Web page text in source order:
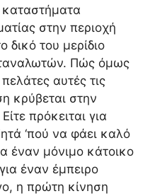
καταστήματα
στην περιοχή
δικό του μερίδιο
Πώς όμως
αυτές τις
κρύβεται στην
πρόκειται για
‘πού να φάει καλό
έναν μόνιμο κάτοικο
έναν έμπειρο
η πρώτη κίνηση